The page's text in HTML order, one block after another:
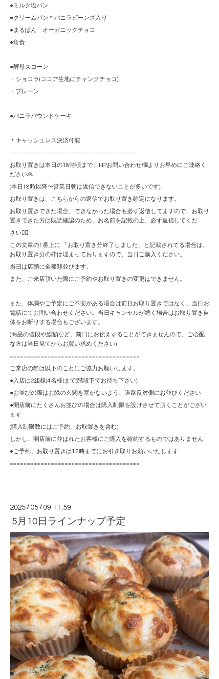
●ミルク塩パン
●クリームパン＊バニラビーンズ入り
●まるぱん オーガニックチョコ
●角食
●酵母スコーン
・ショコラ(ココア生地にチャンクチョコ)
・プレーン
●バニラパウンドケーキ
＊キャッシュレス決済可能
=====================================
お取り置きは本日の18時頃まで、HPお問い合わせ欄よりお早めにご連絡く
ださい🙏
(本日18時以降〜営業日朝は返信できないことが多いです)
お取り置きは、こちらからの返信でお取り置き確定になります。
お取り置きできた場合、できなかった場合も必ず返信してますので、お取り
置きできた方は既読確認のため、お名前を記載の上、必ず返信してくだ
さい🙇‍♀️
この文章の1番上に 「お取り置き分終了しました」と記載されてる場合は、
お取り置き分の枠は埋まっておりますので、当日ご購入ください。
当日は店頭に全種類並びます。
また、ご来店頂いた際にご予約やお取り置きの変更はできません。
また、体調やご予定にご不安がある場合は前日お取り置きではなく、当日お
電話にてお問い合わせください。当日キャンセルが続く場合はお取り置き自
体をお断りする場合もございます。
(商品の値段や総額など、前日にお伝えすることができませんので、ご心配
な方は当日見てからお買い求めください)
======================================
ご来店の際は以下のことにご協力お願いします。
●入店は2組様(4名様)まで(階段下でお待ち下さい)
●お並びの際はお隣の玄関を塞がないよう、道路反対側にお並びください
●開店前にたくさんお並びの場合は購入制限を設けさせて頂くことがござい
ます
(購入制限数にはご予約、お取置きを含む)
しかし、開店前に並ばれたお客様にご購入を確約するものではありません
●ご予約、お取り置きは12時までにお引き取りお願いいたします
======================================
2025 /05 /09 11:59
5月10日ラインナップ予定